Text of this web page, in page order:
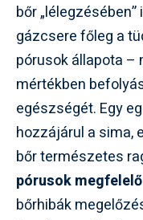
bőr
gázcsere főleg a
pórusok állapota
mértékben
egészségét. Egy
hozzájárul a sima,
bőr természetes
pórusok
bőrhibák